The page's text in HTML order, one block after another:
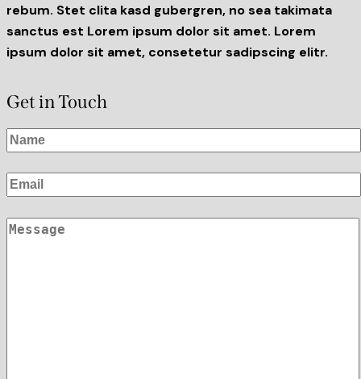
rebum. Stet clita kasd gubergren, no sea takimata
sanctus est Lorem ipsum dolor sit amet. Lorem
ipsum dolor sit amet, consetetur sadipscing elitr.
Get in Touch